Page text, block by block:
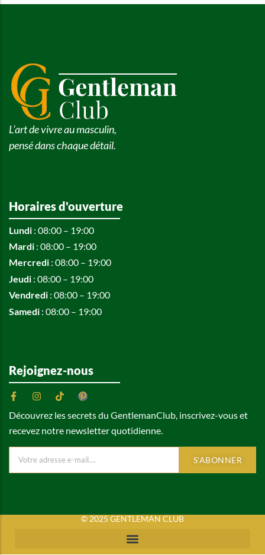
L’art de vivre au masculin,
pensé dans chaque détail.
Horaires d'ouverture
Lundi : 08:00 – 19:00
Mardi : 08:00 – 19:00
Mercredi : 08:00 – 19:00
Jeudi : 08:00 – 19:00
Vendredi : 08:00 – 19:00
Samedi : 08:00 – 19:00
Rejoignez-nous
Découvrez les secrets du GentlemanClub, inscrivez-vous et
recevez notre newsletter quotidienne.
S'ABONNER
© 2025 GENTLEMAN CLUB